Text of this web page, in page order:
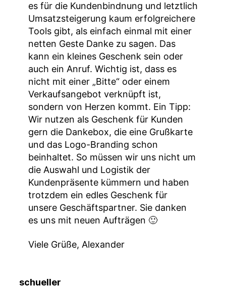
es für die Kundenbindnung und letztlich
Umsatzsteigerung kaum erfolgreichere
Tools gibt, als einfach einmal mit einer
netten Geste Danke zu sagen. Das
kann ein kleines Geschenk sein oder
auch ein Anruf. Wichtig ist, dass es
nicht mit einer „Bitte“ oder einem
Verkaufsangebot verknüpft ist,
sondern von Herzen kommt. Ein Tipp:
Wir nutzen als Geschenk für Kunden
gern die Dankebox, die eine Grußkarte
und das Logo-Branding schon
beinhaltet. So müssen wir uns nicht um
die Auswahl und Logistik der
Kundenpräsente kümmern und haben
trotzdem ein edles Geschenk für
unsere Geschäftspartner. Sie danken
es uns mit neuen Aufträgen 🙂
Viele Grüße, Alexander
schueller